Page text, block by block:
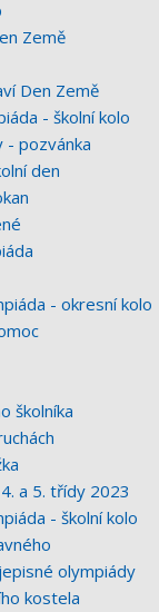
Země
Den Země
- školní kolo
- pozvánka
den
- okresní kolo
školníka
a 5. třídy 2023
- školní kolo
olympiády
kostela